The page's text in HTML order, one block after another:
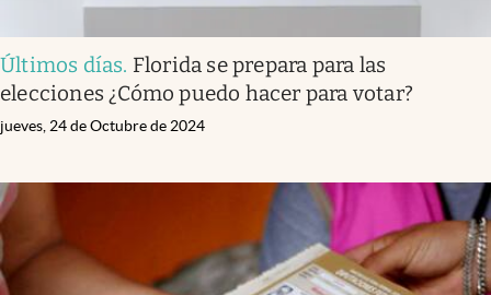
Últimos días. Florida se prepara para las
elecciones ¿Cómo puedo hacer para votar?
jueves, 24 de Octubre de 2024